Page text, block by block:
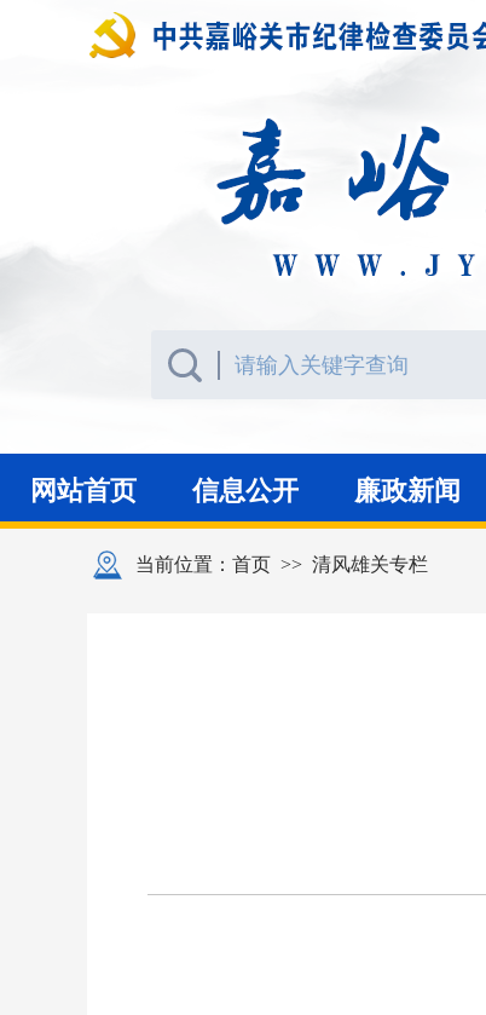
网站首页 信息公开 廉政新闻
当前位置： 首页 >> 清风雄关专栏